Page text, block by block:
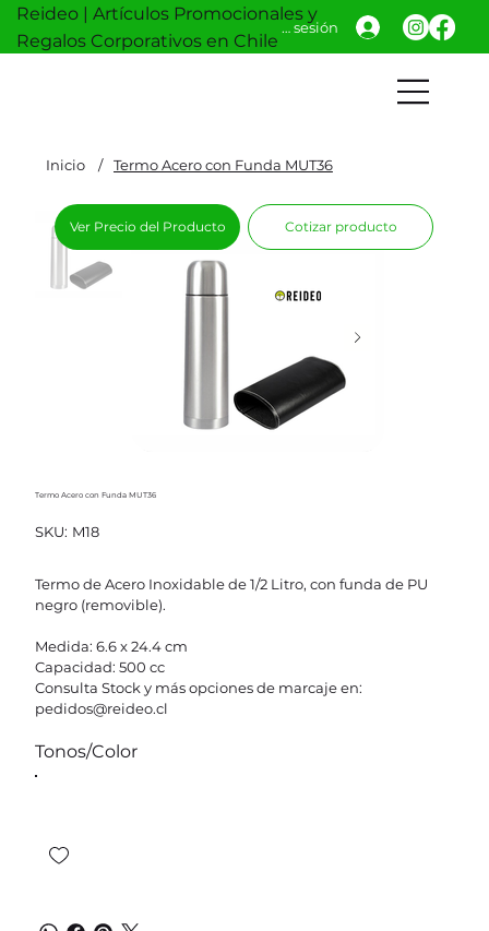
Reideo | Artículos Promocionales y
Regalos Corporativos en Chile
Iniciar sesión
Inicio / Termo Acero con Funda MUT36
Termo Acero con Funda MUT36
SKU: SKU
M18
M18
Termo de Acero Inoxidable de 1/2 Litro, con funda de PU
negro (removible).
Medida: 6.6 x 24.4 cm
Capacidad: 500 cc
Consulta Stock y más opciones de marcaje en:
pedidos@reideo.cl
Tonos/Color
Ver Precio del Producto Cotizar producto